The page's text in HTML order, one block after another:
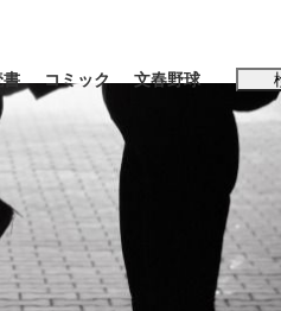
タビュー
書 コミック 文春野球
#松田聖子